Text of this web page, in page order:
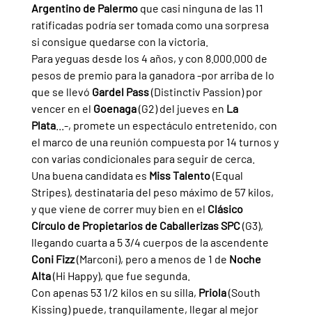
Argentino de Palermo que casi ninguna de las 11
ratificadas podría ser tomada como una sorpresa
si consigue quedarse con la victoria.
Para yeguas desde los 4 años, y con 8.000.000 de
pesos de premio para la ganadora -por arriba de lo
que se llevó Gardel Pass (Distinctiv Passion) por
vencer en el Goenaga (G2) del jueves en La
Plata...-, promete un espectáculo entretenido, con
el marco de una reunión compuesta por 14 turnos y
con varias condicionales para seguir de cerca.
Una buena candidata es Miss Talento (Equal
Stripes), destinataria del peso máximo de 57 kilos,
y que viene de correr muy bien en el Clásico
Círculo de Propietarios de Caballerizas SPC (G3),
llegando cuarta a 5 3/4 cuerpos de la ascendente
Coni Fizz (Marconi), pero a menos de 1 de Noche
Alta (Hi Happy), que fue segunda.
Con apenas 53 1/2 kilos en su silla, Priola (South
Kissing) puede, tranquilamente, llegar al mejor